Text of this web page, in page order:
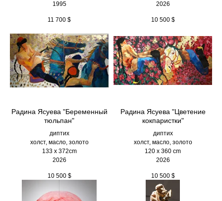
1995
11 700 $
2026
10 500 $
Радина Ясуева "Беременный
тюльпан"
диптих
холст, масло, золото
133 х 372cm
2026
10 500 $
Радина Ясуева "Цветение
кокпаристки"
диптих
холст, масло, золото
120 х 360 cm
2026
10 500 $